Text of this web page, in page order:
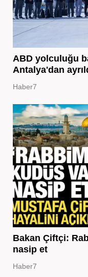
ABD yolculuğu
Antalya'dan
Haber7
Bakan Çiftçi:
nasip et
Haber7